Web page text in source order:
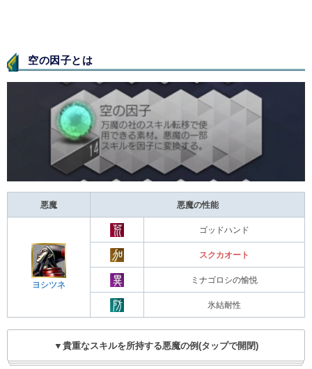
空の因子とは
悪魔 悪魔の性能
ヨシツネ
ゴッドハンド
スクカオート
ミナゴロシの愉悦
氷結耐性
▼貴重なスキルを所持する悪魔の例(タップで開閉)